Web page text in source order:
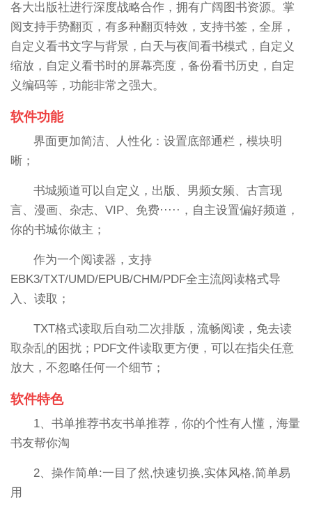
各大出版社进行深度战略合作，拥有广阔图书资源。掌
阅支持手势翻页，有多种翻页特效，支持书签，全屏，
自定义看书文字与背景，白天与夜间看书模式，自定义
缩放，自定义看书时的屏幕亮度，备份看书历史，自定
义编码等，功能非常之强大。
软件功能
界面更加简洁、人性化：设置底部通栏，模块明
晰；
书城频道可以自定义，出版、男频女频、古言现
言、漫画、杂志、VIP、免费·····，自主设置偏好频道，
你的书城你做主；
作为一个阅读器，支持
EBK3/TXT/UMD/EPUB/CHM/PDF全主流阅读格式导
入、读取；
TXT格式读取后自动二次排版，流畅阅读，免去读
取杂乱的困扰；PDF文件读取更方便，可以在指尖任意
放大，不忽略任何一个细节；
软件特色
1、书单推荐书友书单推荐，你的个性有人懂，海量
书友帮你淘
2、操作简单:一目了然,快速切换,实体风格,简单易
用